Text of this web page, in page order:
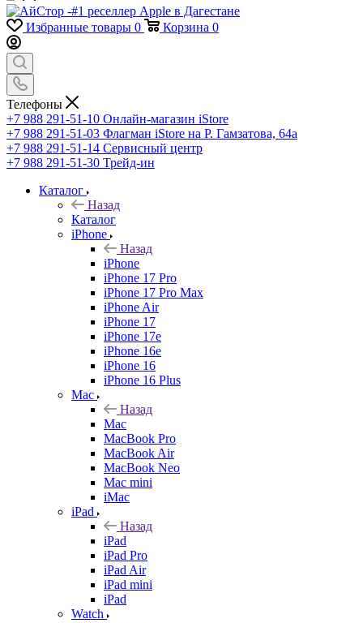
Избранные товары 0 Корзина 0
Телефоны
+7 988 291-51-10 Онлайн-магазин iStore
+7 988 291-51-03 Флагман iStore на Р. Гамзатова, 64а
+7 988 291-51-14 Сервисный центр
+7 988 291-51-30 Трейд-ин
Каталог
Назад
Каталог
iPhone
Назад
iPhone
iPhone 17 Pro
iPhone 17 Pro Max
iPhone Air
iPhone 17
iPhone 17e
iPhone 16e
iPhone 16
iPhone 16 Plus
Mac
Назад
Mac
MacBook Pro
MacBook Air
MacBook Neo
Mac mini
iMac
iPad
Назад
iPad
iPad Pro
iPad Air
iPad mini
iPad
Watch